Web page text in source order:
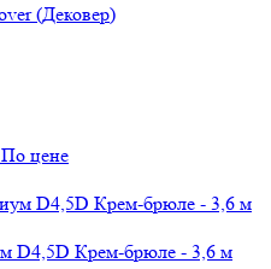
(Дековер)
По цене
D4,5D Крем-брюле - 3,6 м